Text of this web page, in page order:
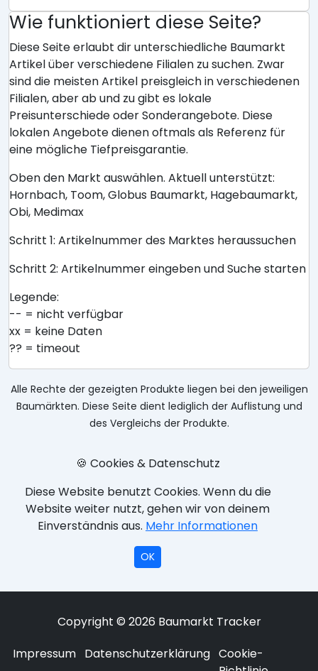
Wie funktioniert diese Seite?
Diese Seite erlaubt dir unterschiedliche Baumarkt
Artikel über verschiedene Filialen zu suchen. Zwar
sind die meisten Artikel preisgleich in verschiedenen
Filialen, aber ab und zu gibt es lokale
Preisunterschiede oder Sonderangebote. Diese
lokalen Angebote dienen oftmals als Referenz für
eine mögliche Tiefpreisgarantie.
Oben den Markt auswählen. Aktuell unterstützt:
Hornbach, Toom, Globus Baumarkt, Hagebaumarkt,
Obi, Medimax
Schritt 1: Artikelnummer des Marktes heraussuchen
Schritt 2: Artikelnummer eingeben und Suche starten
Legende:
-- = nicht verfügbar
xx = keine Daten
?? = timeout
Alle Rechte der gezeigten Produkte liegen bei den jeweiligen
Baumärkten. Diese Seite dient lediglich der Auflistung und
des Vergleichs der Produkte.
🍪 Cookies & Datenschutz
Diese Website benutzt Cookies. Wenn du die
Website weiter nutzt, gehen wir von deinem
Einverständnis aus. Mehr Informationen
OK
Copyright © 2026 Baumarkt Tracker
Impressum Datenschutzerklärung Cookie-